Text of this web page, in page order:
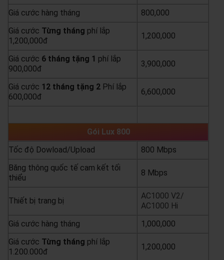
Giá cước hàng tháng
800,000
Giá cước Từng tháng phí lắp
1,200,000đ
1,200,000
Giá cước 6 tháng tặng 1 phí lắp
900,000đ
3,900,000
Giá cước 12 tháng tặng 2 Phí lắp
600,000đ
6,600,000
Gói Lux 800
Tốc độ Dowload/Upload
800 Mbps
Băng thông quốc tế cam kết tối
thiểu
8 Mbps
Thiết bị trang bị
AC1000 V2/
AC1000 Hi
Giá cước hàng tháng
1,000,000
Giá cước Từng tháng phí lắp
1.200.000đ
1,200,000